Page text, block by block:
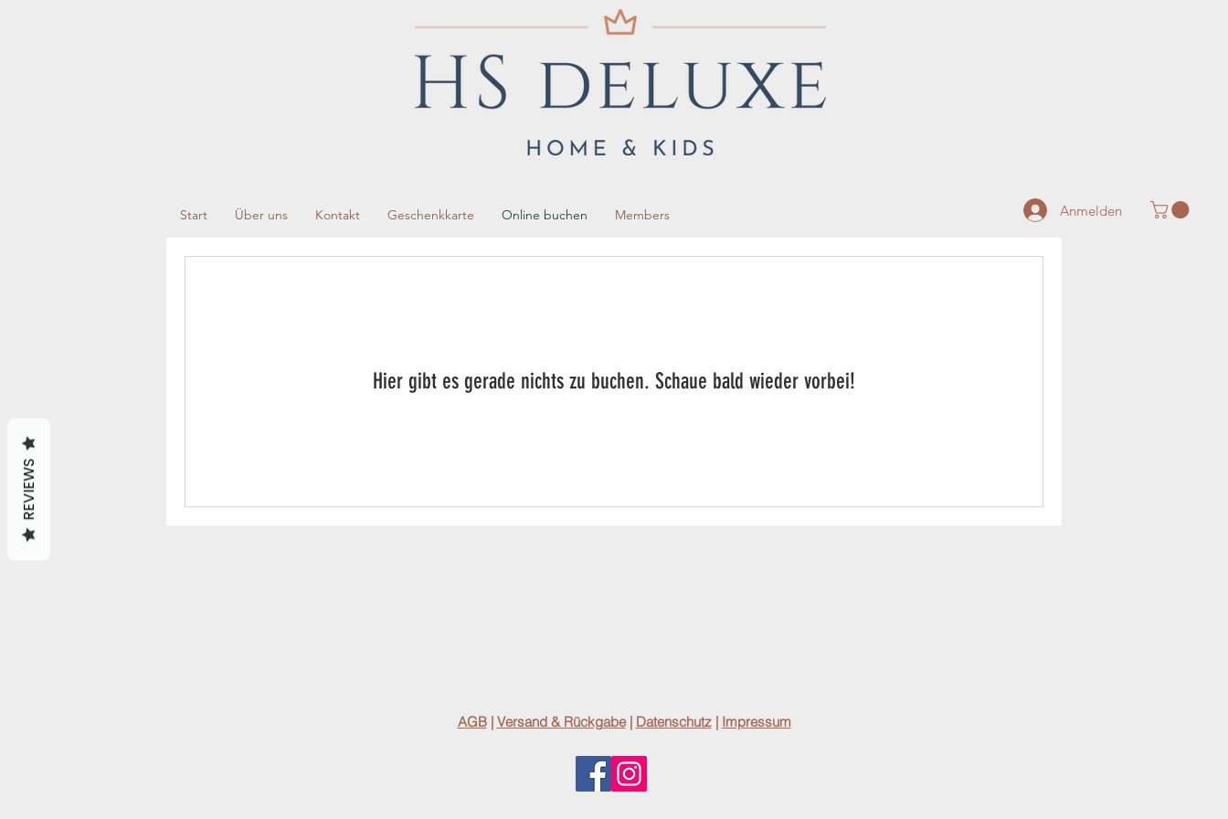
Anmelden
Start Über uns Kontakt Geschenkkarte Online buchen Members
Hier gibt es gerade nichts zu buchen. Schaue bald wieder vorbei!
AGB| Versand & Rückgabe| Datenschutz| Impressum
REVIEWS